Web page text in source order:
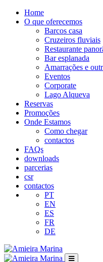
Home
O que oferecemos
Barcos casa
Cruzeiros fluviais
Restaurante
Bar esplanada
Amarrações e
Eventos
Corporate
Lago Alqueva
Reservas
Promoções
Onde Estamos
Como chegar
contactos
FAQs
downloads
parcerias
csr
contactos
PT
EN
ES
FR
DE